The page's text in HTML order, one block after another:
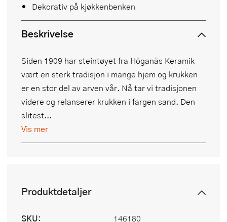
Dekorativ på kjøkkenbenken
Beskrivelse
Siden 1909 har steintøyet fra Höganäs Keramik
vært en sterk tradisjon i mange hjem og krukken
er en stor del av arven vår. Nå tar vi tradisjonen
videre og relanserer krukken i fargen sand. Den
slitest...
Vis mer
Produktdetaljer
SKU: 146180